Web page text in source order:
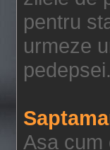
pentru
urmeze
Asa cum